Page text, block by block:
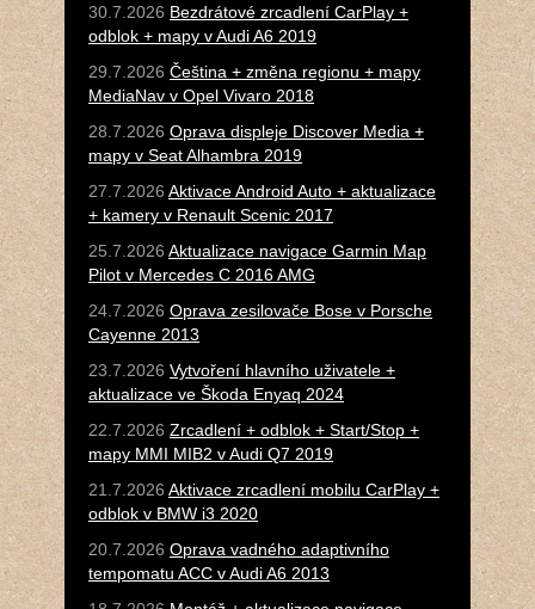
30.7.2026 Bezdrátové zrcadlení CarPlay +
odblok + mapy v Audi A6 2019
29.7.2026 Čeština + změna regionu + mapy
MediaNav v Opel Vivaro 2018
28.7.2026 Oprava displeje Discover Media +
mapy v Seat Alhambra 2019
27.7.2026 Aktivace Android Auto + aktualizace
+ kamery v Renault Scenic 2017
25.7.2026 Aktualizace navigace Garmin Map
Pilot v Mercedes C 2016 AMG
24.7.2026 Oprava zesilovače Bose v Porsche
Cayenne 2013
23.7.2026 Vytvoření hlavního uživatele +
aktualizace ve Škoda Enyaq 2024
22.7.2026 Zrcadlení + odblok + Start/Stop +
mapy MMI MIB2 v Audi Q7 2019
21.7.2026 Aktivace zrcadlení mobilu CarPlay +
odblok v BMW i3 2020
20.7.2026 Oprava vadného adaptivního
tempomatu ACC v Audi A6 2013